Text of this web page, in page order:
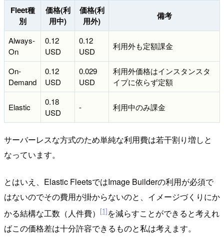
Fleet種
別
価格(利
用中)
価格(利
用外)
備考
Always-
On
0.12
USD
0.12
USD
利用外も定額課金
On-
Demand
0.12
USD
0.029
USD
利用外価格はインスタンスタ
イプに依らず定額
Elastic
0.18
USD
- 利用中のみ課金
サーバーレスな方式のため単純な利用費は若干割り増しと
なっています。
とはいえ、Elastic FleetsではImage Builderの利用が必須で
はないのでその費用が掛からないのと、イメージづくりにか
かる結構な工数（人件費） [1]を減らすことができると考えれ
ばこの価格差は十分許容できるものと私は考えます。